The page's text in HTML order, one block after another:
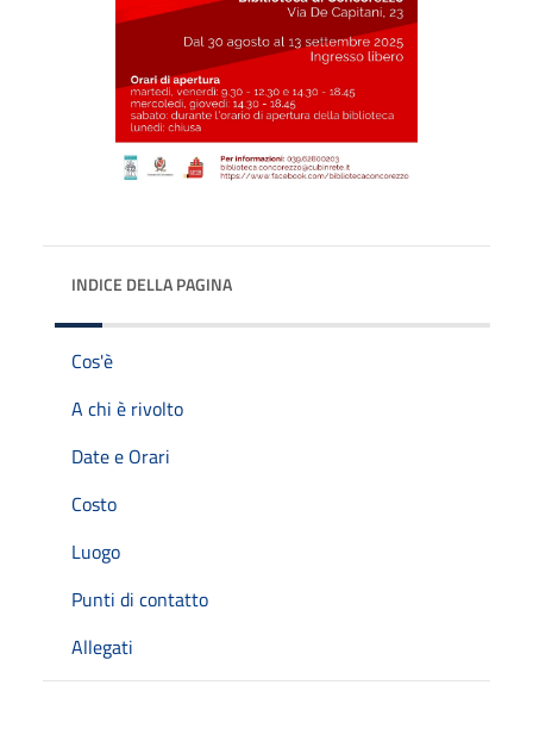
INDICE DELLA PAGINA
Cos'è
A chi è rivolto
Date e Orari
Costo
Luogo
Punti di contatto
Allegati